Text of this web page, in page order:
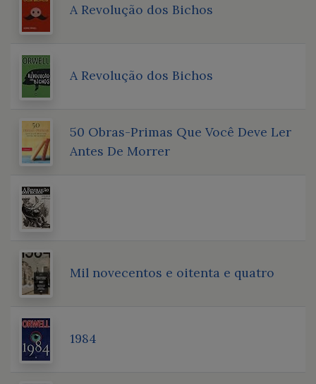
A Revolução dos Bichos
A Revolução dos Bichos
50 Obras-Primas Que Você Deve Ler
Antes De Morrer
Mil novecentos e oitenta e quatro
1984